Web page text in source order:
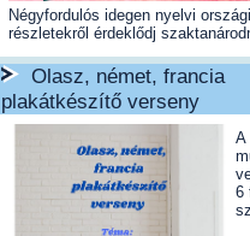
Négyfordulós idegen nyelvi
részletekről érdeklődj
Olasz, német, francia
plakátkészítő verseny
A
6